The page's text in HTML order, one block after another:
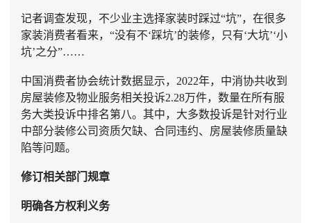
记者调查发现，不少业主选择家装时踩过“坑”，在很多
家装消费者看来，“没有不‘踩坑’的装修，只有‘大坑’‘小
坑’之分”……
中国消费者协会统计数据显示，2022年，中消协共收到
房屋装修及物业服务相关投诉2.28万件，数量在所有服
务大类投诉中排名第八。其中，大多数投诉是针对行业
中部分装修公司资质欠缺、合同违约、房屋装修质量缺
陷等问题。
修订相关部门规章
明确各方权利义务